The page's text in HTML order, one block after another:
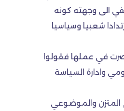
الى وجهته كونه
شعبيا وسياسيا
قصرت في عملها فقولوا
وادارة السياسة
المتزن والموضوعي